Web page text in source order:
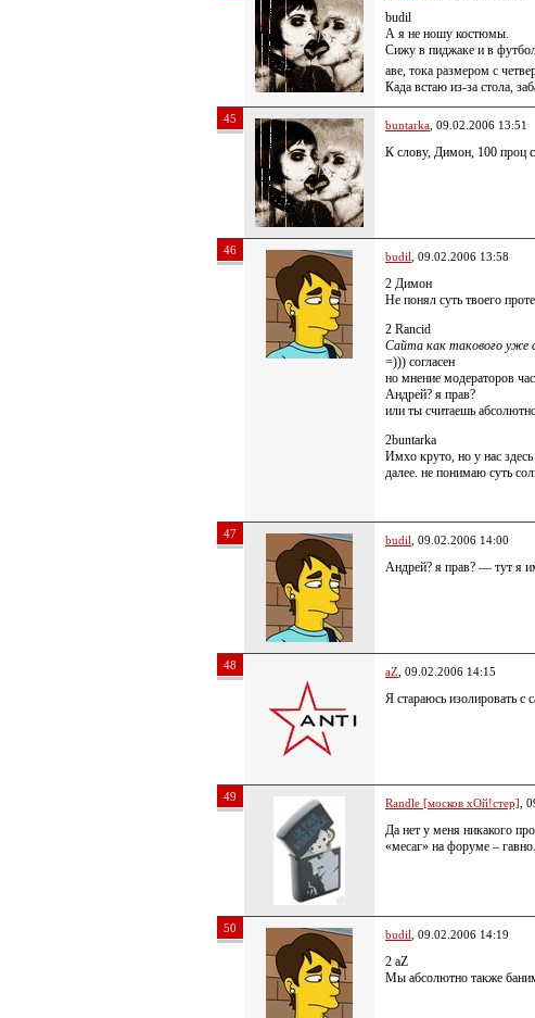
budil
А я не ношу костюмы.
Сижу в пиджаке и в
аве, тока размером с
Када встаю из-за стола,
45 buntarka , 09.02.2006 13:51
К слову, Димон, 100 проц
46 budil , 09.02.2006 13:58
2 Димон
Не понял суть твоего
2 Rancid
Сайта как такового уже
=))) согласен
но мнение модераторов
Андрей? я прав?
или ты считаешь
2buntarka
Имхо круто, но у нас
далее. не понимаю суть
47 budil , 09.02.2006 14:00
Андрей? я прав? — тут я
48 aZ , 09.02.2006 14:15
Я стараюсь изолировать
49 Randle [москов хОй!стер] ,
Да нет у меня никакого
«месаг» на форуме –
50 budil , 09.02.2006 14:19
2 aZ
Мы абсолютно также